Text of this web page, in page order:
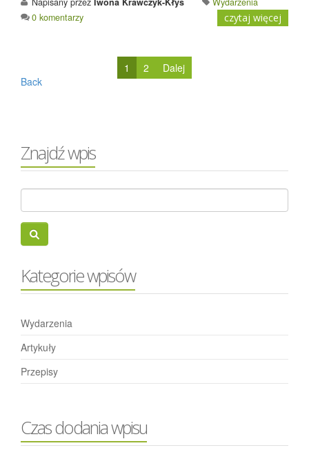
0 komentarzy
czytaj więcej
1 2
Dalej
Back
Znajdź wpis
Kategorie wpisów
Wydarzenia
Artykuły
Przepisy
Czas dodania wpisu